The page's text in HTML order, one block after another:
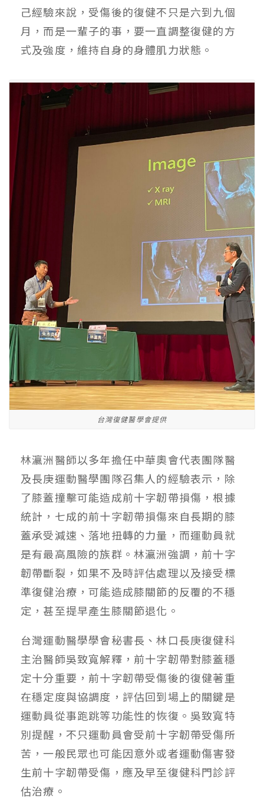
己經驗來說，受傷後的復健不只是六到九個
月，而是一輩子的事，要一直調整復健的方
式及強度，維持自身的身體肌力狀態。
台灣復健醫學會提供
林瀛洲醫師以多年擔任中華奧會代表團隊醫
及長庚運動醫學團隊召集人的經驗表示，除
了膝蓋撞擊可能造成前十字韌帶損傷，根據
統計，七成的前十字韌帶損傷來自長期的膝
蓋承受減速、落地扭轉的力量，而運動員就
是有最高風險的族群。林瀛洲強調，前十字
韌帶斷裂，如果不及時評估處理以及接受標
準復健治療，可能造成膝關節的反覆的不穩
定，甚至提早產生膝關節退化。
台灣運動醫學學會秘書長、林口長庚復健科
主治醫師吳致寬解釋，前十字韌帶對膝蓋穩
定十分重要，前十字韌帶受傷後的復健著重
在穩定度與協調度，評估回到場上的關鍵是
運動員從事跑跳等功能性的恢復。吳致寬特
別提醒，不只運動員會受前十字韌帶受傷所
苦，一般民眾也可能因意外或者運動傷害發
生前十字韌帶受傷，應及早至復健科門診評
估治療。